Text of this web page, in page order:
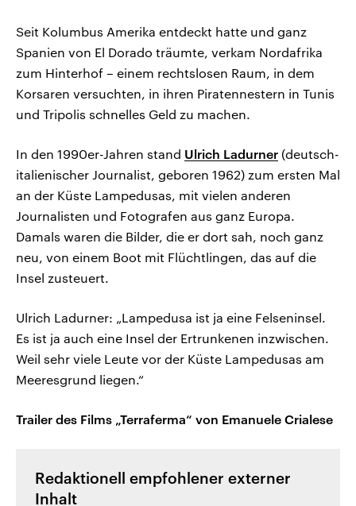
Seit Kolumbus Amerika entdeckt hatte und ganz
Spanien von El Dorado träumte, verkam Nordafrika
zum Hinterhof – einem rechtslosen Raum, in dem
Korsaren versuchten, in ihren Piratennestern in Tunis
und Tripolis schnelles Geld zu machen.
In den 1990er-Jahren stand Ulrich Ladurner (deutsch-
italienischer Journalist, geboren 1962) zum ersten Mal
an der Küste Lampedusas, mit vielen anderen
Journalisten und Fotografen aus ganz Europa.
Damals waren die Bilder, die er dort sah, noch ganz
neu, von einem Boot mit Flüchtlingen, das auf die
Insel zusteuert.
Ulrich Ladurner: „Lampedusa ist ja eine Felseninsel.
Es ist ja auch eine Insel der Ertrunkenen inzwischen.
Weil sehr viele Leute vor der Küste Lampedusas am
Meeresgrund liegen.“
Trailer des Films „Terraferma“ von Emanuele Crialese
Redaktionell empfohlener externer
Inhalt